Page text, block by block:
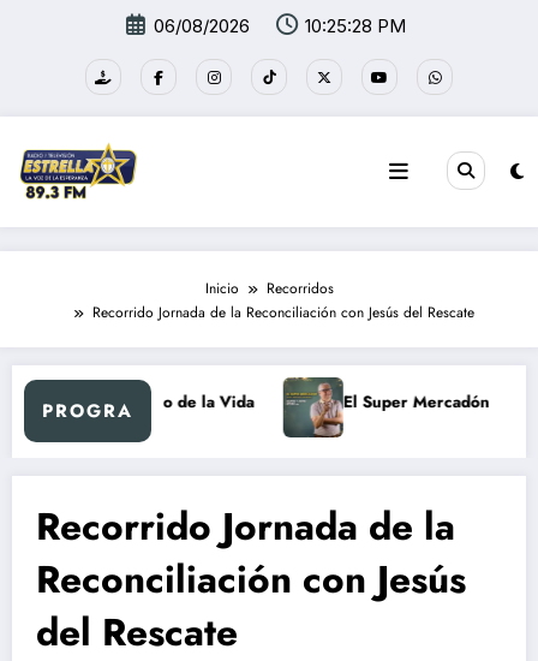
06/08/2026 10:25:28 PM
Inicio
Recorridos
Recorrido Jornada de la Reconciliación con Jesús del Rescate
PROGRA
Al Ritmo de la Vida El Super Mercadón
Recorrido Jornada de la
Reconciliación con Jesús
del Rescate